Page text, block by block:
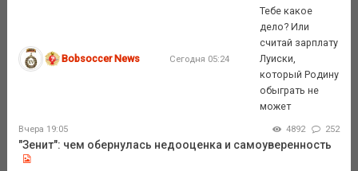
Bobsoccer News Сегодня 05:24
Тебе какое
дело? Или
считай зарплату
Луиски,
который Родину
обыграть не
может
Вчера 19:05 4892 252
"Зенит": чем обернулась недооценка и самоуверенность